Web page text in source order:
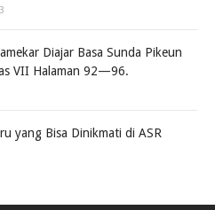
Diajar Basa Sunda Pikeun
VII Halaman 92—96.
yang Bisa Dinikmati di ASR